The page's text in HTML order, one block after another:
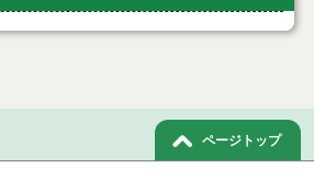
ページトップ